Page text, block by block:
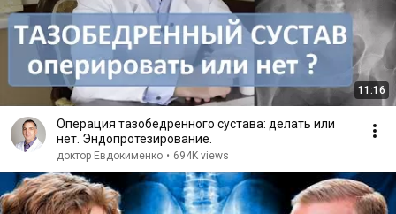
11:16
Операция тазобедренного сустава: делать или
нет. Эндопротезирование.
доктор Евдокименко • 694K views